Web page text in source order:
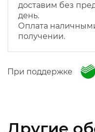
доставим без
день.
Оплата
получении.
При поддержке